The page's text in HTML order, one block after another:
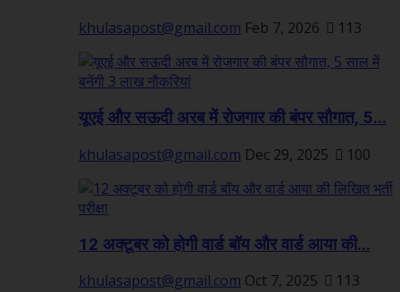
khulasapost@gmail.com Feb 7, 2026 113
यूएई और सऊदी अरब में रोजगार की बंपर सौगात, 5...
khulasapost@gmail.com Dec 29, 2025 100
12 अक्टूबर को होगी वार्ड बॉय और वार्ड आया की...
khulasapost@gmail.com Oct 7, 2025 113